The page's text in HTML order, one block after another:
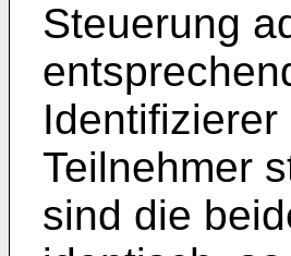
Steuerung
Teilnehmer
sind die